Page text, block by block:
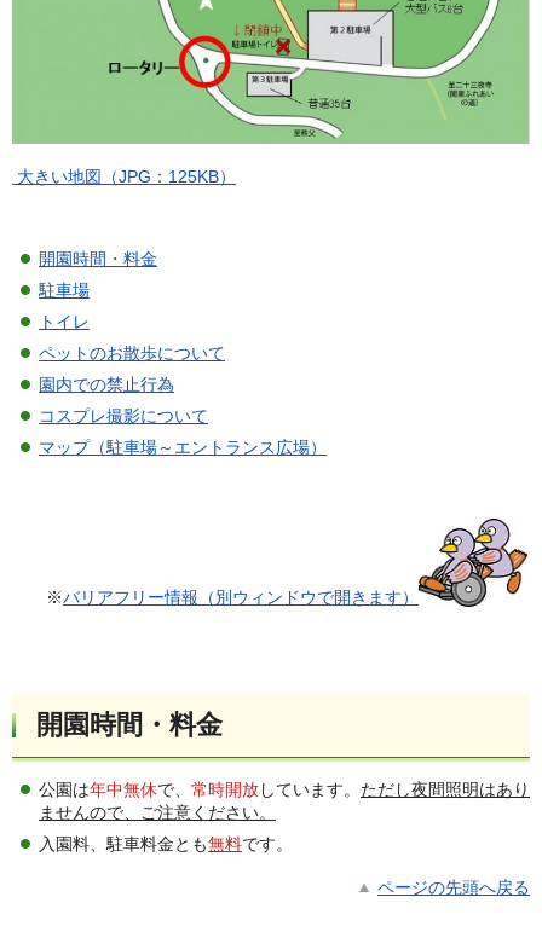
大きい地図（JPG：125KB）
開園時間・料金
駐車場
トイレ
ペットのお散歩について
園内での禁止行為
コスプレ撮影について
マップ（駐車場～エントランス広場）
※バリアフリー情報（別ウィンドウで開きます）
開園時間・料金
公園は年中無休で、 常時開放しています。 ただし夜間照明はあり
ませんので、ご注意ください。
入園料、駐車料金とも無料です。
ページの先頭へ戻る